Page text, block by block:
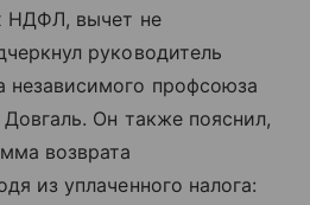
НДФЛ, вычет не
руководитель
независимого профсоюза
Он также пояснил,
возврата
из уплаченного налога: